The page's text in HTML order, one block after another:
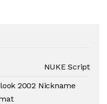
NUKE Script
2002 Nickname